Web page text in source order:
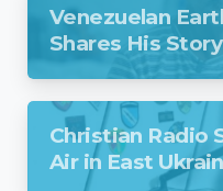
Venezuelan
Shares His Story
Christian Radio
Air in East